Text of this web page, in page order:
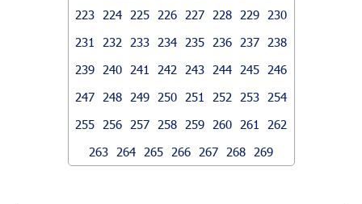
223
224 225 226 227 228 229
230
231
232 233 234 235 236 237
238
239
240 241 242 243 244 245
246
247
248 249 250 251 252 253
254
255
256 257 258 259 260 261
262
263
264 265 266 267 268 269